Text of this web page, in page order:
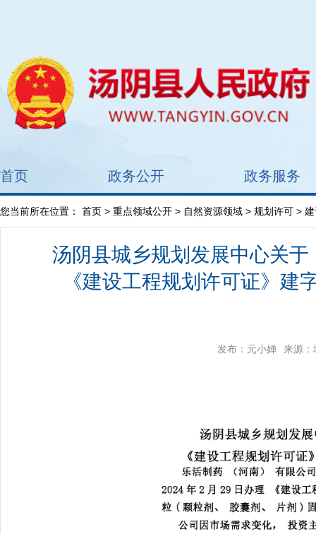
首页 政务公开 政务服务
您当前所在位置： 首页 > 重点领域公开 > 自然资源领域 > 规划许可 >
汤阴县城乡规划发展中心关
《建设工程规划许可证》
发布：元小婵 来源